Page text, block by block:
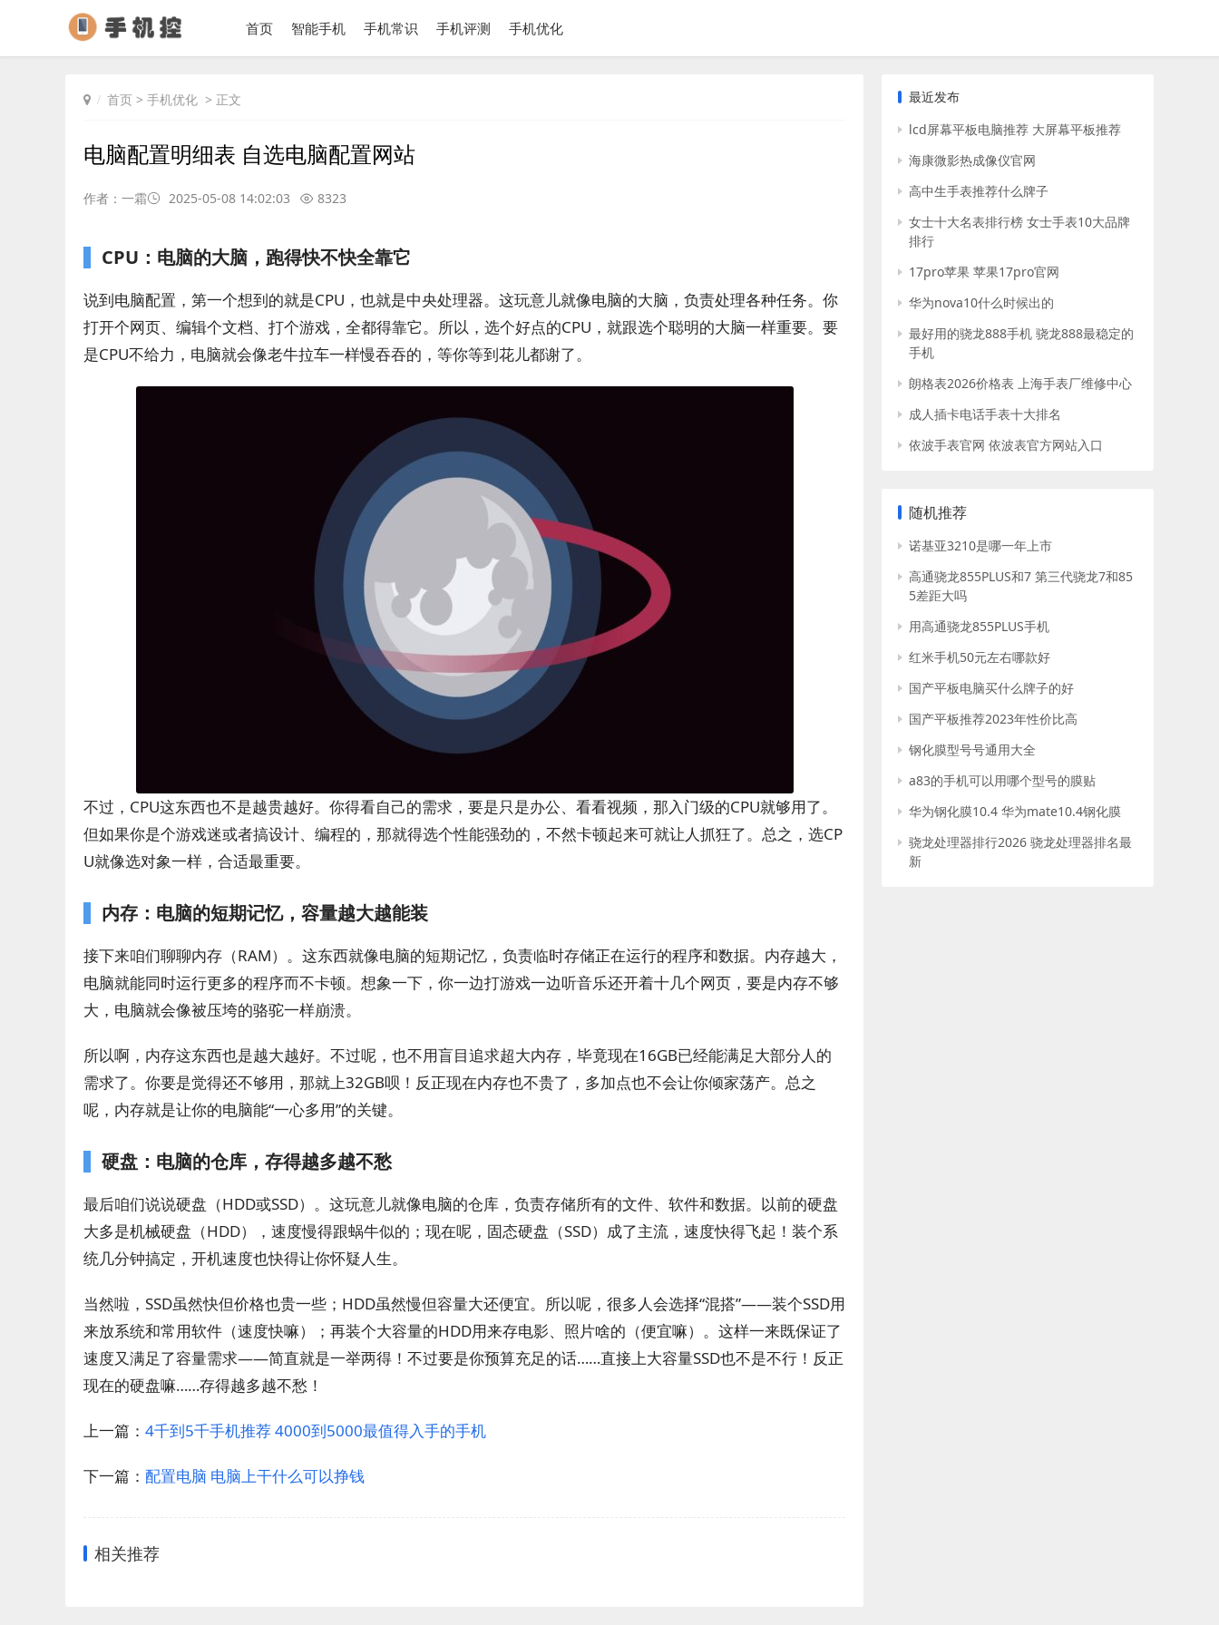
首页 智能手机 手机常识 手机评测 手机优化
首页 > 手机优化 > 正文
电脑配置明细表 自选电脑配置网站
作者：一霜 2025-05-08 14:02:03 8323
CPU：电脑的大脑，跑得快不快全靠它
说到电脑配置，第一个想到的就是CPU，也就是中央处理器。这玩意儿就像电脑的大脑，负责处理各种任务。你
打开个网页、编辑个文档、打个游戏，全都得靠它。所以，选个好点的CPU，就跟选个聪明的大脑一样重要。要
是CPU不给力，电脑就会像老牛拉车一样慢吞吞的，等你等到花儿都谢了。
不过，CPU这东西也不是越贵越好。你得看自己的需求，要是只是办公、看看视频，那入门级的CPU就够用了。
但如果你是个游戏迷或者搞设计、编程的，那就得选个性能强劲的，不然卡顿起来可就让人抓狂了。总之，选CP
U就像选对象一样，合适最重要。
内存：电脑的短期记忆，容量越大越能装
接下来咱们聊聊内存（RAM）。这东西就像电脑的短期记忆，负责临时存储正在运行的程序和数据。内存越大，
电脑就能同时运行更多的程序而不卡顿。想象一下，你一边打游戏一边听音乐还开着十几个网页，要是内存不够
大，电脑就会像被压垮的骆驼一样崩溃。
所以啊，内存这东西也是越大越好。不过呢，也不用盲目追求超大内存，毕竟现在16GB已经能满足大部分人的
需求了。你要是觉得还不够用，那就上32GB呗！反正现在内存也不贵了，多加点也不会让你倾家荡产。总之
呢，内存就是让你的电脑能“一心多用”的关键。
硬盘：电脑的仓库，存得越多越不愁
最后咱们说说硬盘（HDD或SSD）。这玩意儿就像电脑的仓库，负责存储所有的文件、软件和数据。以前的硬盘
大多是机械硬盘（HDD），速度慢得跟蜗牛似的；现在呢，固态硬盘（SSD）成了主流，速度快得飞起！装个系
统几分钟搞定，开机速度也快得让你怀疑人生。
当然啦，SSD虽然快但价格也贵一些；HDD虽然慢但容量大还便宜。所以呢，很多人会选择“混搭”——装个SSD用
来放系统和常用软件（速度快嘛）；再装个大容量的HDD用来存电影、照片啥的（便宜嘛）。这样一来既保证了
速度又满足了容量需求——简直就是一举两得！不过要是你预算充足的话……直接上大容量SSD也不是不行！反正
现在的硬盘嘛……存得越多越不愁！
上一篇： 4千到5千手机推荐 4000到5000最值得入手的手机
下一篇： 配置电脑 电脑上干什么可以挣钱
相关推荐
最近发布
lcd屏幕平板电脑推荐 大屏幕平板推荐
海康微影热成像仪官网
高中生手表推荐什么牌子
女士十大名表排行榜 女士手表10大品牌
排行
17pro苹果 苹果17pro官网
华为nova10什么时候出的
最好用的骁龙888手机 骁龙888最稳定的
手机
朗格表2026价格表 上海手表厂维修中心
成人插卡电话手表十大排名
依波手表官网 依波表官方网站入口
随机推荐
诺基亚3210是哪一年上市
高通骁龙855PLUS和7 第三代骁龙7和85
5差距大吗
用高通骁龙855PLUS手机
红米手机50元左右哪款好
国产平板电脑买什么牌子的好
国产平板推荐2023年性价比高
钢化膜型号号通用大全
a83的手机可以用哪个型号的膜贴
华为钢化膜10.4 华为mate10.4钢化膜
骁龙处理器排行2026 骁龙处理器排名最
新